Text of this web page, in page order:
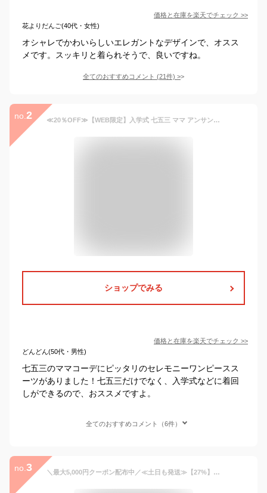
価格と在庫を楽天でチェック >>
花よりだんご(40代・女性)
オシャレでかわいらしいエレガントなデザインで、オスス
メです。スッキリと着られそうで、良いですね。
全てのおすすめコメント (21件) >
no. 2 ≪20％OFF≫【WEB限定】入学式 七五三 ママ アンサンブルスーツ 【4点セット】入学式も卒業式も！セレモニーワンピーススーツ(7号〜23号) レディース ベルーナ スーツ 卒業式 ジャケット お宮参り 初宮参り UV対策 UV
ショップでみる
価格と在庫を楽天でチェック >>
どんどん(50代・男性)
七五三のママコーデにピッタリのセレモニーワンピースス
ーツがありました！七五三だけでなく、入学式などに着回
しができるので、おススメですよ。
全てのおすすめコメント（6件）
no. 3 ＼最大5,000円クーポン配布中／≪土日も発送≫【27%】スーツ レディース 七五三 入学式 ママスーツ 卒業式 卒園式 入園式 お宮参り 服装 母親 結婚式 フォーマル ワンピース セレモニースーツ セットアップ 大きいサイズ 30代 40代 50代 おしゃれ